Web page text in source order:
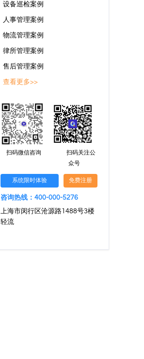
设备巡检案例
人事管理案例
物流管理案例
律所管理案例
售后管理案例
查看更多>>
扫码微信咨询
扫码关注公
众号
系统限时体验 免费注册
咨询热线：400-000-5276
上海市闵行区沧源路1488号3楼
轻流